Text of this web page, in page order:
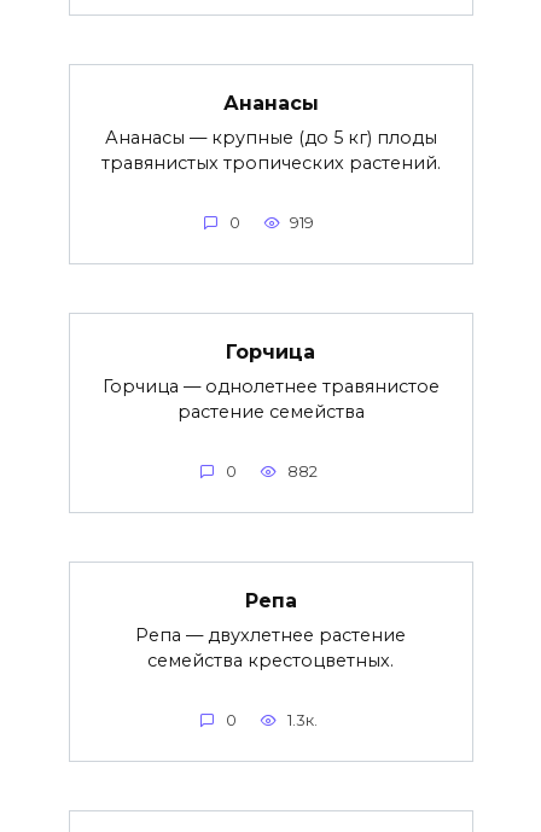
Ананасы
Ананасы — крупные (до 5 кг) плоды
травянистых тропических растений.
0 919
Горчица
Горчица — однолетнее травянистое
растение семейства
0 882
Репа
Репа — двухлетнее растение
семейства крестоцветных.
0 1.3к.